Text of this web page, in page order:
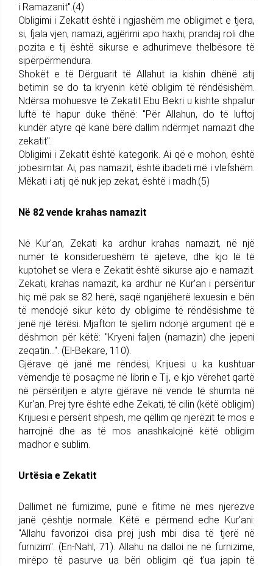
i Ramazanit".(4)
Obligimi i Zekatit është i ngjashëm me obligimet e tjera,
si, fjala vjen, namazi, agjërimi apo haxhi, prandaj roli dhe
pozita e tij është sikurse e adhurimeve thelbësore të
sipërpërmendura.
Shokët e të Dërguarit të Allahut ia kishin dhënë atij
betimin se do ta kryenin këtë obligim të rëndësishëm.
Ndërsa mohuesve të Zekatit Ebu Bekri u kishte shpallur
luftë të hapur duke thënë: "Për Allahun, do të luftoj
kundër atyre që kanë bërë dallim ndërmjet namazit dhe
zekatit".
Obligimi i Zekatit është kategorik. Ai që e mohon, është
jobesimtar. Ai, pas namazit, është ibadeti më i vlefshëm.
Mëkati i atij që nuk jep zekat, është i madh.(5)
Në 82 vende krahas namazit
Në Kur'an, Zekati ka ardhur krahas namazit, në një
numër të konsiderueshëm të ajeteve, dhe kjo lë të
kuptohet se vlera e Zekatit është sikurse ajo e namazit.
Zekati, krahas namazit, ka ardhur në Kur'an i përsëritur
hiç më pak se 82 herë, saqë nganjëherë lexuesin e bën
të mendojë sikur këto dy obligime të rëndësishme të
jenë një tërësi. Mjafton të sjellim ndonjë argument që e
dëshmon për këtë: "Kryeni faljen (namazin) dhe jepeni
zeqatin...". (El-Bekare, 110).
Gjërave që janë me rëndësi, Krijuesi u ka kushtuar
vëmendje të posaçme në librin e Tij, e kjo vërehet qartë
në përsëritjen e atyre gjërave në vende të shumta në
Kur'an. Prej tyre është edhe Zekati, të cilin (këtë obligim)
Krijuesi e përsërit shpesh, me qëllim që njerëzit të mos e
harrojnë dhe as të mos anashkalojnë këtë obligim
madhor e sublim.
Urtësia e Zekatit
Dallimet në furnizime, punë e fitime në mes njerëzve
janë çështje normale. Këtë e përmend edhe Kur'ani:
"Allahu favorizoi disa prej jush mbi disa të tjerë në
furnizim". (En-Nahl, 71). Allahu na dalloi ne në furnizime,
mirëpo të pasurve ua bëri obligim që t'ua japin të